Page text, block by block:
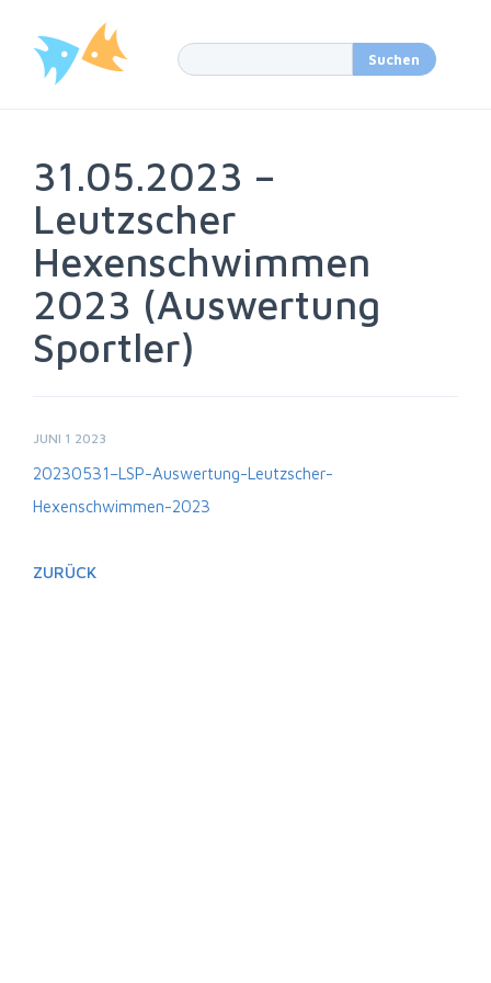
31.05.2023 –
Leutzscher
Hexenschwimmen
2023 (Auswertung
Sportler)
JUNI 1 2023
20230531–LSP-Auswertung-Leutzscher-
Hexenschwimmen-2023
ZURÜCK